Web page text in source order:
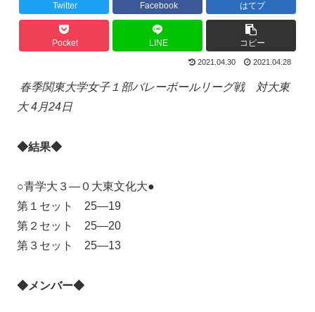
Twitter Facebook はてブ
Pocket LINE コピー
2021.04.30 2021.04.28
春季関東大学女子１部バレーボールリーグ戦 対大東
大 4月24日
◆結果◆
○青学大３―０大東文化大●
第１セット 25―19
第２セット 25―20
第３セット 25―13
◆メンバー◆